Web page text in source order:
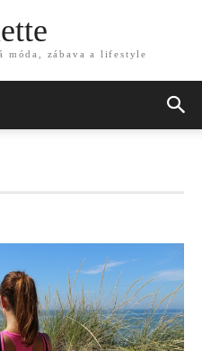
móda, zábava a lifestyle